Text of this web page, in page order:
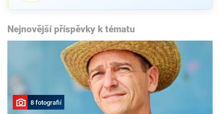
Nejnovější příspěvky k tématu
8 fotografií